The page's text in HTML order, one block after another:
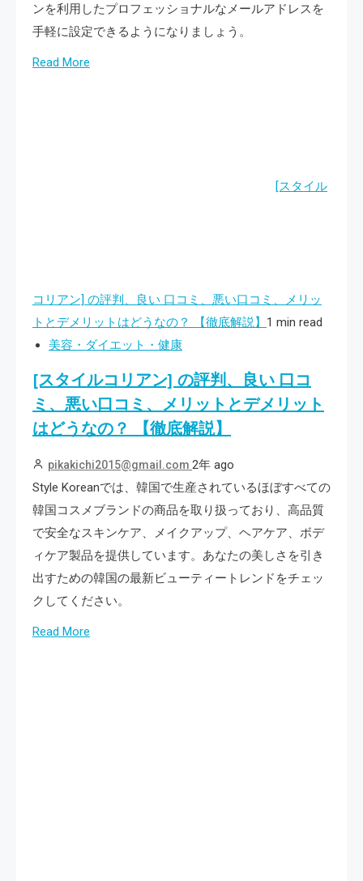
ンを利用したプロフェッショナルなメールアドレスを
手軽に設定できるようになりましょう。
Read More
[スタイル
コリアン] の評判、良い 口コミ、悪い口コミ、メリッ
トとデメリットはどうなの？ 【徹底解説】 1 min read
美容・ダイエット・健康
[スタイルコリアン] の評判、良い 口コ
ミ、悪い口コミ、メリットとデメリット
はどうなの？ 【徹底解説】
pikakichi2015@gmail.com 2年 ago
Style Koreanでは、韓国で生産されているほぼすべての
韓国コスメブランドの商品を取り扱っており、高品質
で安全なスキンケア、メイクアップ、ヘアケア、ボデ
ィケア製品を提供しています。あなたの美しさを引き
出すための韓国の最新ビューティートレンドをチェッ
クしてください。
Read More